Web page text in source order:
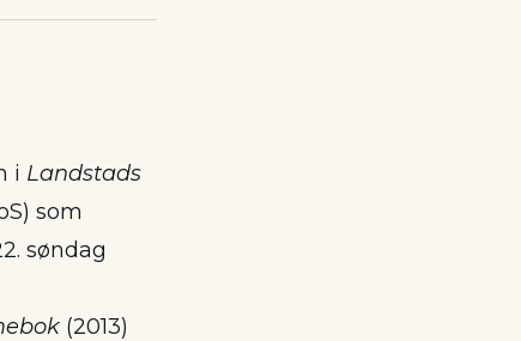
i Landstads
som
søndag
(2013)